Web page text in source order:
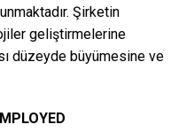
Şirketin
geliştirmelerine
düzeyde büyümesine ve